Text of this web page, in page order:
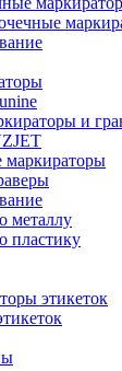
и
маркираторы
металлу
пластику
этикеток